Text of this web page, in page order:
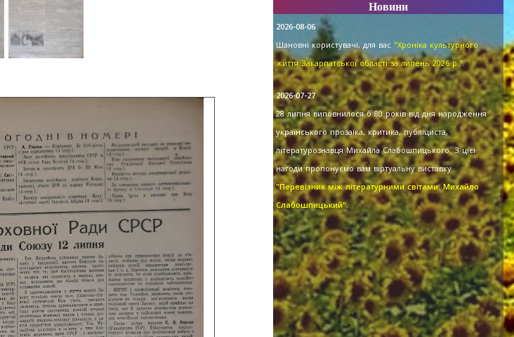
Новини
2026-08-06
Шановні користувачі, для вас "Хроніка культурного
життя Закарпатської області за липень 2026 р.".
2026-07-27
28 липня виповнилося б 80 років від дня народження
українського прозаїка, критика, публіциста,
літературознавця Михайла Слабошпицького. З цієї
нагоди пропонуємо вам віртуальну виставку
"Перевізник між літературними світами: Михайло
Слабошпицький".